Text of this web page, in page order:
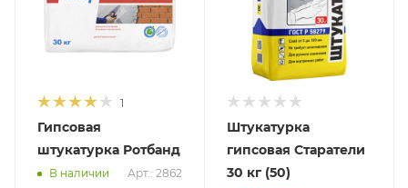
1
Гипсовая
штукатурка Ротбанд
В наличии Арт.: 2862
Штукатурка
гипсовая Старатели
30 кг (50)